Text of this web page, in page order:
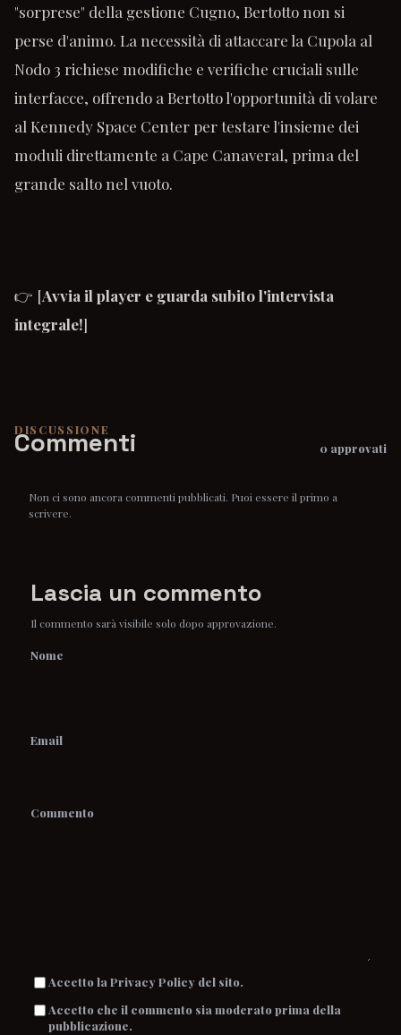
"sorprese" della gestione Cugno, Bertotto non si
perse d'animo. La necessità di attaccare la Cupola al
Nodo 3 richiese modifiche e verifiche cruciali sulle
interfacce, offrendo a Bertotto l'opportunità di volare
al Kennedy Space Center per testare l'insieme dei
moduli direttamente a Cape Canaveral, prima del
grande salto nel vuoto.
👉 [Avvia il player e guarda subito l'intervista
integrale!]
DISCUSSIONE
Commenti 0 approvati
Non ci sono ancora commenti pubblicati. Puoi essere il primo a
scrivere.
Lascia un commento
Il commento sarà visibile solo dopo approvazione.
Nome
Email
Commento
Accetto la Privacy Policy del sito.
Accetto che il commento sia moderato prima della
pubblicazione.